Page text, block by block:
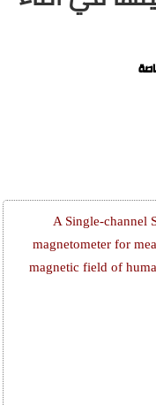
A Single-channel
magnetometer for
magnetic field of